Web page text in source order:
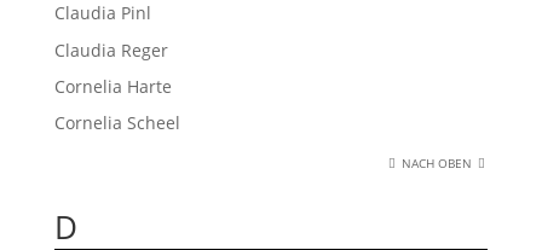
Claudia Pinl
Claudia Reger
Cornelia Harte
Cornelia Scheel
NACH OBEN
D